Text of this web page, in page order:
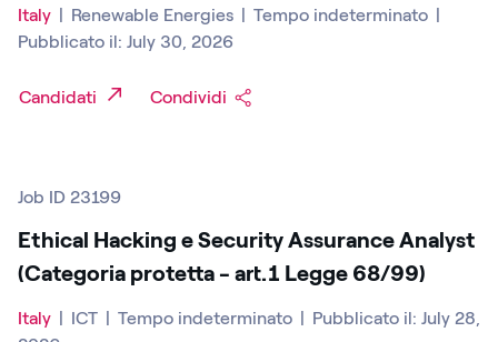
Italy Renewable Energies Tempo indeterminato
Pubblicato il: July 30, 2026
Candidati Condividi
Job ID 23199
Ethical Hacking e Security Assurance Analyst
(Categoria protetta - art.1 Legge 68/99)
Italy ICT Tempo indeterminato
Pubblicato il: July 28,